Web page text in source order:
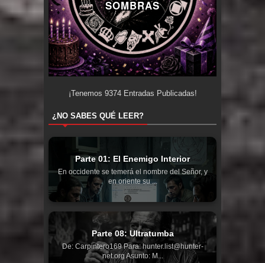
SOMBRAS
¡Tenemos 9374Entradas Publicadas!
¿NO SABES QUÉ LEER?
Parte 01: El Enemigo Interior
En occidente se temerá el nombre del Señor, y
en oriente su ...
Parte 08: Ultratumba
De: Carpintero169 Para: hunter.list@hunter-
net.org Asunto: M...